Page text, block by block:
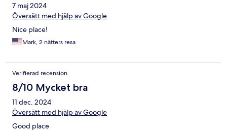
7 maj 2024
Översätt med hjälp av Google
Nice place!
Mark, 2 nätters resa
Verifierad recension
8/10 Mycket bra
11 dec. 2024
Översätt med hjälp av Google
Good place